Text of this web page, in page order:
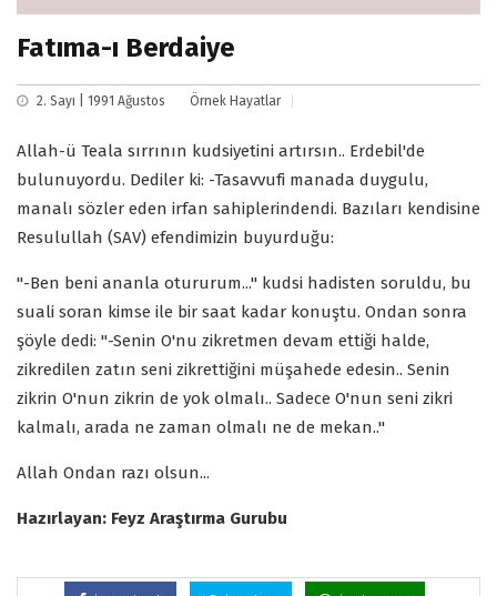
Fatıma-ı Berdaiye
2. Sayı | 1991 Ağustos Örnek Hayatlar
Allah-ü Teala sırrının kudsiyetini artırsın.. Erdebil'de
bulunuyordu. Dediler ki: -Tasavvufi manada duygulu,
manalı sözler eden irfan sahiplerindendi. Bazıları kendisine
Resulullah (SAV) efendimizin buyurduğu:
"-Ben beni ananla otururum..." kudsi hadisten soruldu, bu
suali soran kimse ile bir saat kadar konuştu. Ondan sonra
şöyle dedi: "-Senin O'nu zikretmen devam ettiği halde,
zikredilen zatın seni zikrettiğini müşahede edesin.. Senin
zikrin O'nun zikrin de yok olmalı.. Sadece O'nun seni zikri
kalmalı, arada ne zaman olmalı ne de mekan.."
Allah Ondan razı olsun...
Hazırlayan: Feyz Araştırma Gurubu